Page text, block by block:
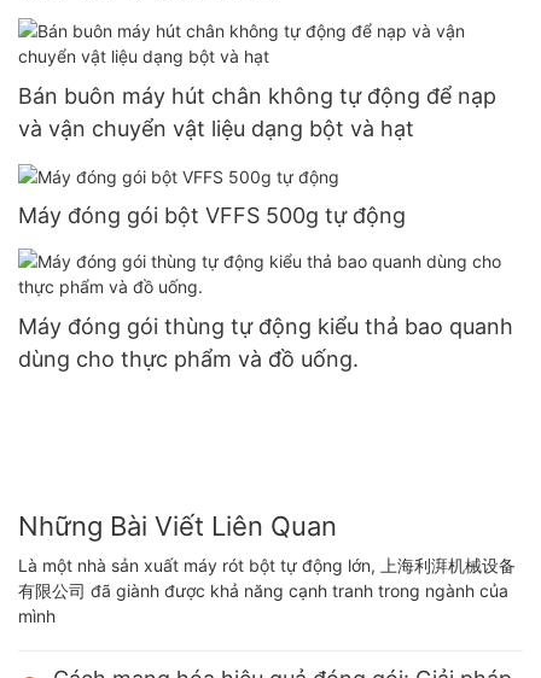
Bán buôn máy hút chân không tự động để nạp
và vận chuyển vật liệu dạng bột và hạt
Máy đóng gói bột VFFS 500g tự động
Máy đóng gói thùng tự động kiểu thả bao quanh
dùng cho thực phẩm và đồ uống.
Những Bài Viết Liên Quan
Là một nhà sản xuất máy rót bột tự động lớn, 上海利湃机械设备
有限公司 đã giành được khả năng cạnh tranh trong ngành của
mình